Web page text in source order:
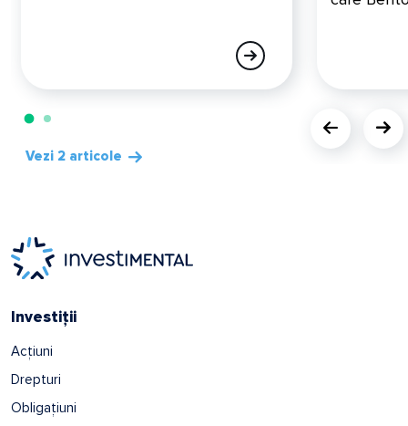
Vezi 2 articole
Investiții
Acțiuni
Drepturi
Obligațiuni